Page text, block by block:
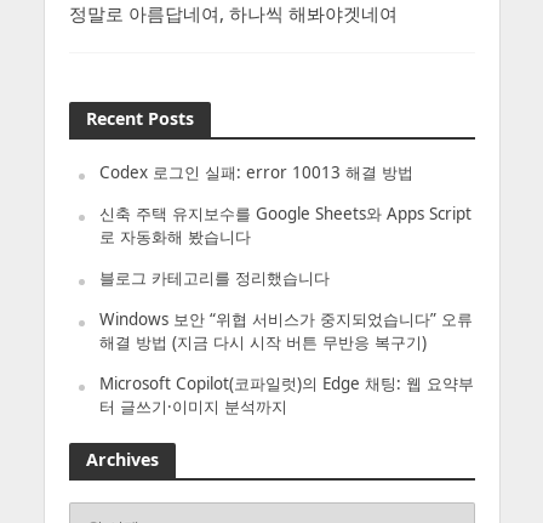
정말로 아름답네여, 하나씩 해봐야겟네여
Recent Posts
Codex 로그인 실패: error 10013 해결 방법
신축 주택 유지보수를 Google Sheets와 Apps Script
로 자동화해 봤습니다
블로그 카테고리를 정리했습니다
Windows 보안 “위협 서비스가 중지되었습니다” 오류
해결 방법 (지금 다시 시작 버튼 무반응 복구기)
Microsoft Copilot(코파일럿)의 Edge 채팅: 웹 요약부
터 글쓰기·이미지 분석까지
Archives